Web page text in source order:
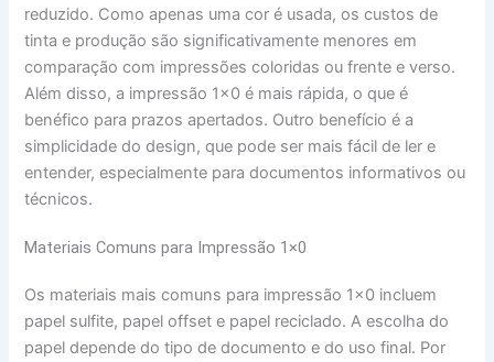
reduzido. Como apenas uma cor é usada, os custos de
tinta e produção são significativamente menores em
comparação com impressões coloridas ou frente e verso.
Além disso, a impressão 1×0 é mais rápida, o que é
benéfico para prazos apertados. Outro benefício é a
simplicidade do design, que pode ser mais fácil de ler e
entender, especialmente para documentos informativos ou
técnicos.
Materiais Comuns para Impressão 1×0
Os materiais mais comuns para impressão 1×0 incluem
papel sulfite, papel offset e papel reciclado. A escolha do
papel depende do tipo de documento e do uso final. Por